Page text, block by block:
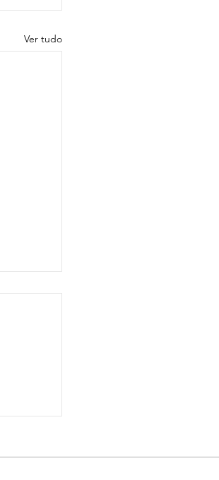
Ver tudo